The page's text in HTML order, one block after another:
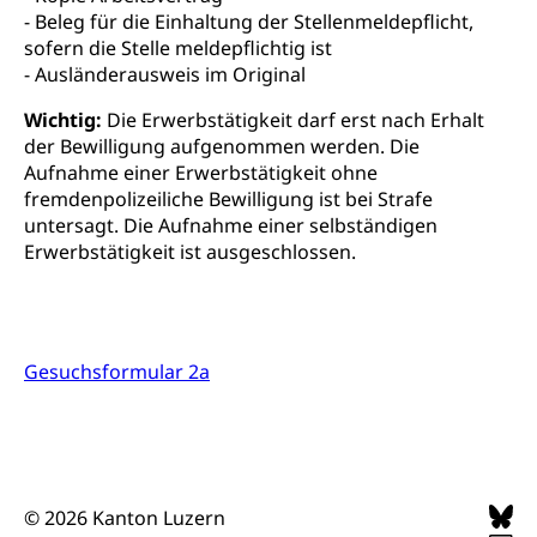
- Beleg für die Einhaltung der Stellenmeldepflicht,
sofern die Stelle meldepflichtig ist
- Ausländerausweis im Original
Wichtig: Die Erwerbstätigkeit darf erst nach Erhalt
der Bewilligung aufgenommen werden. Die
Aufnahme einer Erwerbstätigkeit ohne
fremdenpolizeiliche Bewilligung ist bei Strafe
untersagt. Die Aufnahme einer selbständigen
Erwerbstätigkeit ist ausgeschlossen.
Gesuchsformular 2a
© 2026 Kanton Luzern
Sonderschulung
Musikschulen
Schulferien
Früherziehung
Schuldienste
Betreuungsangebote
Schulliste
Studienbeiträge Höhere Berufsbildung
Finanzielle Unterstützung Pädagogische
Hochschule PHLU
Stipendien Hochschule Luzern hslu
Hochschule, Bachelor, Master, Doktorat,
Weiterbildung, Forschung, Entwicklung,
Dienstleistungen, Hochschule Luzern,
Fachhochschule Zentralschweiz, HSLU,
swissuniversities (Dachorganisation der Schweizer
Hochschulen)
swissuniversities
Universität Luzern
Vorschule
Kindergarten, Kinderkrippe, Krippe, Kinderhort,
Kindertagesstätte, Spielgruppe, Tagesmutter,
Freiwilliges Kindergarten Jahr
Gesundheit und Soziales
Konsumentenorganisation, parallele Einfuhr,